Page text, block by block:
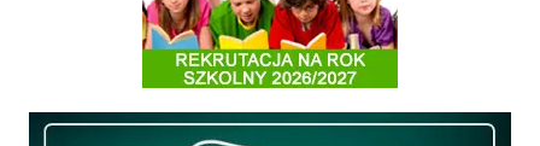
Międzyzakładowa Kasa Zapomogowo - Pożyczkowa